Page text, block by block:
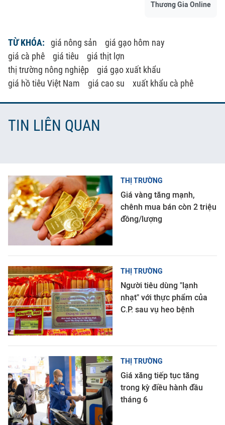
Thương Gia Online
TỪ KHÓA: giá nông sản
giá gạo hôm nay
giá cà phê
giá tiêu
giá thịt lợn
thị trường nông nghiệp
giá gạo xuất khẩu
giá hồ tiêu Việt Nam
giá cao su xuất khẩu cà phê
TIN LIÊN QUAN
THỊ TRƯỜNG
Giá vàng tăng mạnh,
chênh mua bán còn 2 triệu
đồng/lượng
THỊ TRƯỜNG
Người tiêu dùng "lạnh
nhạt" với thực phẩm của
C.P. sau vụ heo bệnh
THỊ TRƯỜNG
Giá xăng tiếp tục tăng
trong kỳ điều hành đầu
tháng 6